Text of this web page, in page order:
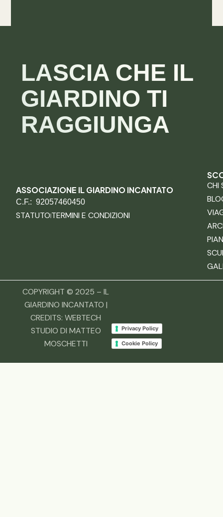
LASCIA CHE IL
GIARDINO TI
RAGGIUNGA
ASSOCIAZIONE IL GIARDINO INCANTATO
C.F.: 92057460450
STATUTOTERMINI E CONDIZIONI
CHI
COPYRIGHT © 2025 – IL
GIARDINO INCANTATO |
CREDITS: WEBTECH
STUDIO DI MATTEO
MOSCHETTI
Privacy Policy
Cookie Policy